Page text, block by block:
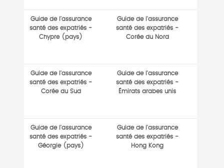
Guide de l'assurance
santé des expatriés -
Chypre (pays)
Guide de l'assurance
santé des expatriés -
Corée du Nord
Guide de l'assurance
santé des expatriés -
Corée du Sud
Guide de l'assurance
santé des expatriés -
Émirats arabes unis
Guide de l'assurance
santé des expatriés -
Géorgie (pays)
Guide de l'assurance
santé des expatriés -
Hong Kong